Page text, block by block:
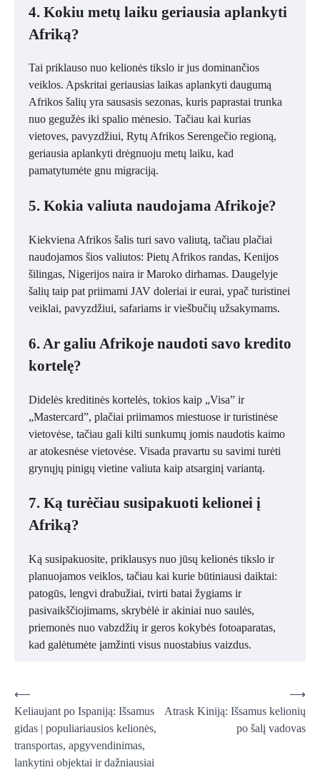
4. Kokiu metų laiku geriausia aplankyti
Afriką?
Tai priklauso nuo kelionės tikslo ir jus dominančios
veiklos. Apskritai geriausias laikas aplankyti daugumą
Afrikos šalių yra sausasis sezonas, kuris paprastai trunka
nuo gegužės iki spalio mėnesio. Tačiau kai kurias
vietoves, pavyzdžiui, Rytų Afrikos Serengečio regioną,
geriausia aplankyti drėgnuoju metų laiku, kad
pamatytumėte gnu migraciją.
5. Kokia valiuta naudojama Afrikoje?
Kiekviena Afrikos šalis turi savo valiutą, tačiau plačiai
naudojamos šios valiutos: Pietų Afrikos randas, Kenijos
šilingas, Nigerijos naira ir Maroko dirhamas. Daugelyje
šalių taip pat priimami JAV doleriai ir eurai, ypač turistinei
veiklai, pavyzdžiui, safariams ir viešbučių užsakymams.
6. Ar galiu Afrikoje naudoti savo kredito
kortelę?
Didelės kreditinės kortelės, tokios kaip „Visa” ir
„Mastercard”, plačiai priimamos miestuose ir turistinėse
vietovėse, tačiau gali kilti sunkumų jomis naudotis kaimo
ar atokesnėse vietovėse. Visada pravartu su savimi turėti
grynųjų pinigų vietine valiuta kaip atsarginį variantą.
7. Ką turėčiau susipakuoti kelionei į
Afriką?
Ką susipakuosite, priklausys nuo jūsų kelionės tikslo ir
planuojamos veiklos, tačiau kai kurie būtiniausi daiktai:
patogūs, lengvi drabužiai, tvirti batai žygiams ir
pasivaikščiojimams, skrybėlė ir akiniai nuo saulės,
priemonės nuo vabzdžių ir geros kokybės fotoaparatas,
kad galėtumėte įamžinti visus nuostabius vaizdus.
Navigacija
tarp
įrašų
⟵
Keliaujant po Ispaniją: Išsamus
gidas | populiariausios kelionės,
transportas, apgyvendinimas,
lankytini objektai ir dažniausiai
Atrask Kiniją: Išsamus kelionių
po šalį vadovas
⟶